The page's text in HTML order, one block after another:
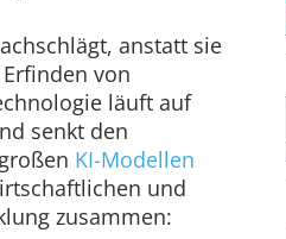
anstatt sie
von
läuft auf
senkt den
KI-Modellen
und
zusammen: